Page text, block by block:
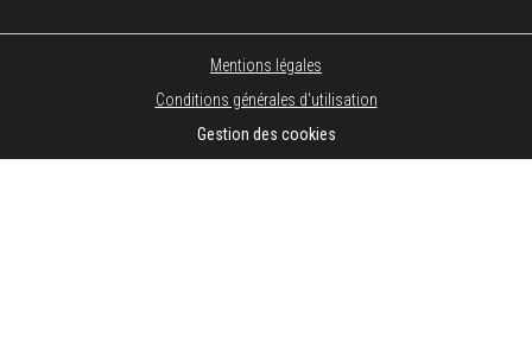
Mentions légales
Conditions générales d'utilisation
Gestion des cookies